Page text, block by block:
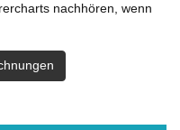
nachhören, wenn